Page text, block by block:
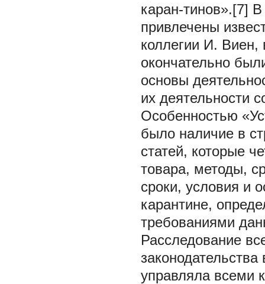
каран-тинов».[7] В
привлечены
коллегии И. Виен,
окончательно
основы
их деятельности
Особенностью
было наличие в
статей, которые
товара, методы,
сроки, условия и
карантине,
требованиями
Расследование
управляла всеми